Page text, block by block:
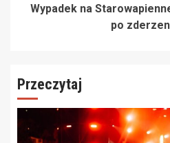
Wypadek na
po
Przeczytaj